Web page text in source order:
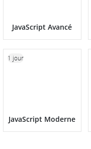
JavaScript Avancé
JavaScript Moderne
1 jour